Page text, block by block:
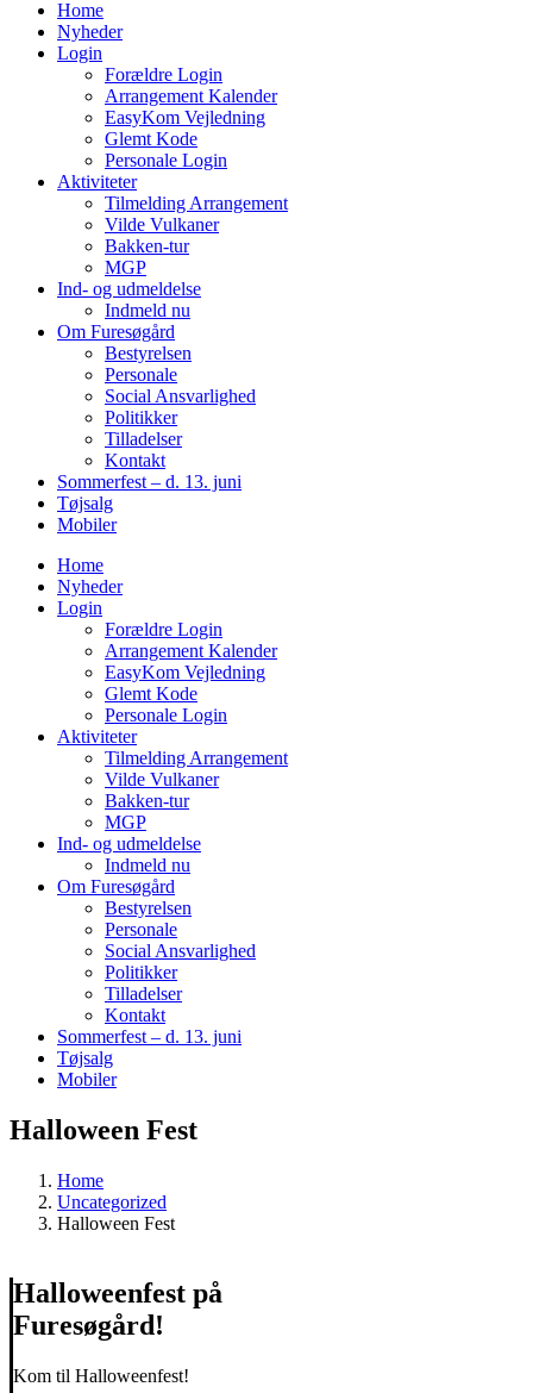
Home
Nyheder
Login
Forældre Login
Arrangement Kalender
EasyKom Vejledning
Glemt Kode
Personale Login
Aktiviteter
Tilmelding Arrangement
Vilde Vulkaner
Bakken-tur
MGP
Ind- og udmeldelse
Indmeld nu
Om Furesøgård
Bestyrelsen
Personale
Social Ansvarlighed
Politikker
Tilladelser
Kontakt
Sommerfest – d. 13. juni
Tøjsalg
Mobiler
Home
Nyheder
Login
Forældre Login
Arrangement Kalender
EasyKom Vejledning
Glemt Kode
Personale Login
Aktiviteter
Tilmelding Arrangement
Vilde Vulkaner
Bakken-tur
MGP
Ind- og udmeldelse
Indmeld nu
Om Furesøgård
Bestyrelsen
Personale
Social Ansvarlighed
Politikker
Tilladelser
Kontakt
Sommerfest – d. 13. juni
Tøjsalg
Mobiler
Halloween Fest
Home
Uncategorized
Halloween Fest
Halloweenfest på
Furesøgård!
Kom til Halloweenfest!